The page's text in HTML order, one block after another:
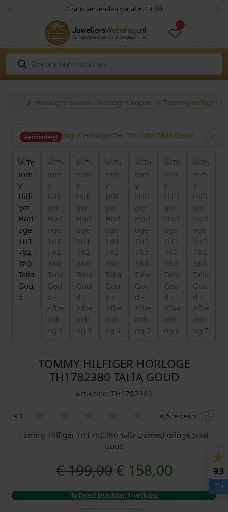
Skip to content
Skip to footer Gratis verzenden vanaf € 49,00
Vorige
P
o
d
HomeHorloges online - horloges kopen Tommy Hilfiger
Aanbieding!
TOMMY HILFIGER HORLOGE
TH1782380 TALIA GOUD
Artikelnr.: TH1782380
9.3 1.875 reviews
Tommy Hilfiger TH1782380 Talia Dameshorloge Staal
Goud
€199,00 O
o
€158,00H
u
1x Direct leverbaar, 1 werkdag
9.3